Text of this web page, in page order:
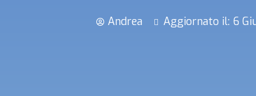
Andrea Aggiornato il: 6